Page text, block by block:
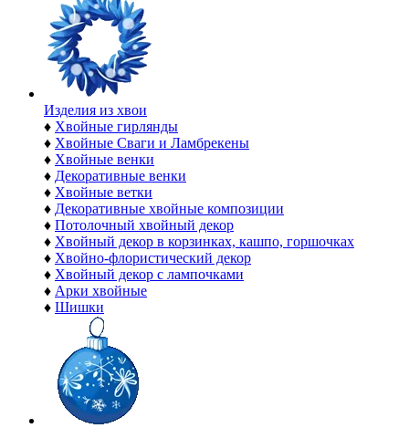
Изделия из хвои
♦ Хвойные гирлянды
♦ Хвойные Сваги и Ламбрекены
♦ Хвойные венки
♦ Декоративные венки
♦ Хвойные ветки
♦ Декоративные хвойные композиции
♦ Потолочный хвойный декор
♦ Хвойный декор в корзинках, кашпо, горшочках
♦ Хвойно-флористический декор
♦ Хвойный декор с лампочками
♦ Арки хвойные
♦ Шишки